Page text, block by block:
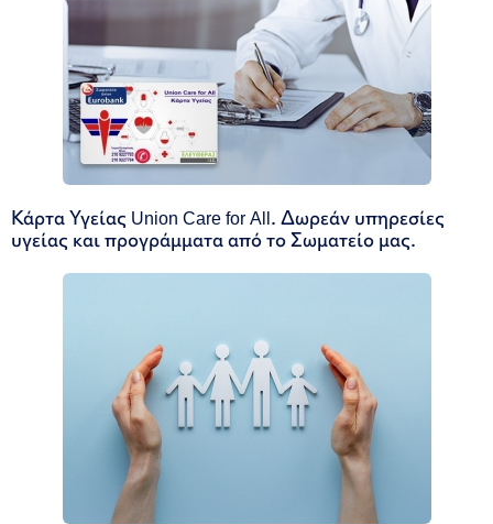
Κάρτα Υγείας Union Care for All. Δωρεάν υπηρεσίες
υγείας και προγράμματα από το Σωματείο μας.